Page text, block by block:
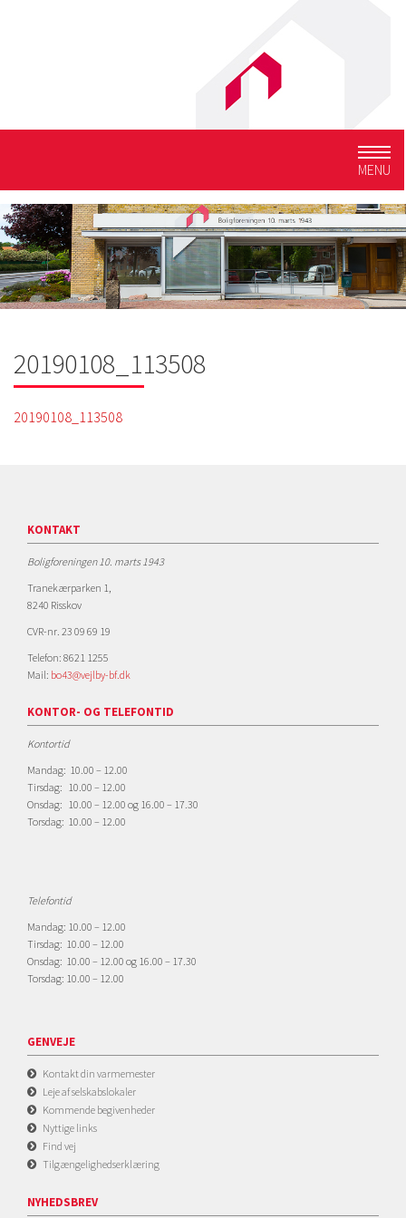
MENU
20190108_113508
20190108_113508
KONTAKT
Boligforeningen 10. marts 1943
Tranekærparken 1,
8240 Risskov
CVR-nr. 23 09 69 19
Telefon: 8621 1255
Mail: bo43@vejlby-bf.dk
KONTOR- OG TELEFONTID
Kontortid
Mandag: 10.00 – 12.00
Tirsdag: 10.00 – 12.00
Onsdag: 10.00 – 12.00 og 16.00 – 17.30
Torsdag: 10.00 – 12.00
Telefontid
Mandag: 10.00 – 12.00
Tirsdag: 10.00 – 12.00
Onsdag: 10.00 – 12.00 og 16.00 – 17.30
Torsdag: 10.00 – 12.00
GENVEJE
Kontakt din varmemester
Leje af selskabslokaler
Kommende begivenheder
Nyttige links
Find vej
Tilgængelighedserklæring
NYHEDSBREV